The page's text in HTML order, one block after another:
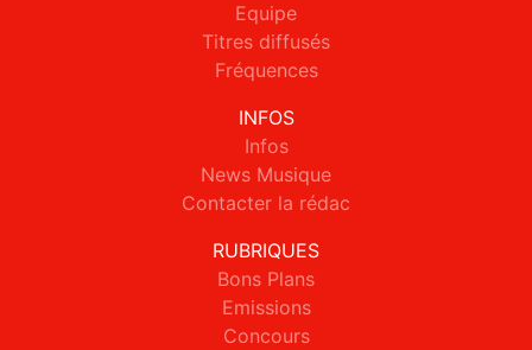
Equipe
Titres diffusés
Fréquences
INFOS
Infos
News Musique
Contacter la rédac
RUBRIQUES
Bons Plans
Emissions
Concours